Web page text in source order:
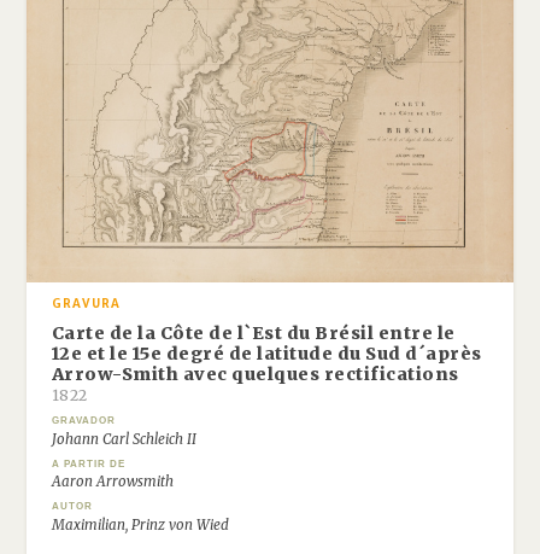
GRAVURA
Carte de la Côte de l`Est du Brésil entre le
12e et le 15e degré de latitude du Sud d´après
Arrow-Smith avec quelques rectifications
1822
GRAVADOR
Johann Carl Schleich II
A PARTIR DE
Aaron Arrowsmith
AUTOR
Maximilian, Prinz von Wied